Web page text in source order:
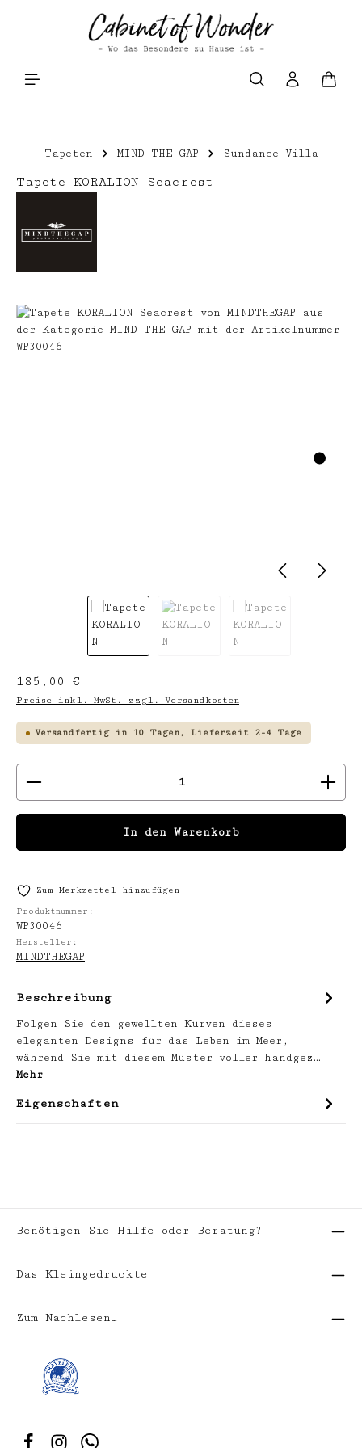
Zum Hauptinhalt springen
Tapeten MIND THE GAP Sundance Villa
Tapete KORALION Seacrest
Bildergalerie überspringen
Regulärer Preis:
185,00 €
Preise inkl. MwSt. zzgl. Versandkosten
Versandfertig in 10 Tagen, Lieferzeit 2-4 Tage
Produkt Anzahl: Gib den gewünschten
In den Warenkorb
Zum Merkzettel hinzufügen
Produktnummer:
WP30046
Hersteller:
MINDTHEGAP
Beschreibung
Folgen Sie den gewellten Kurven dieses
eleganten Designs für das Leben im Meer,
während Sie mit diesem Muster voller handgez…
Mehr
Eigenschaften
Benötigen Sie Hilfe oder Beratung?
Das Kleingedruckte
Zum Nachlesen…